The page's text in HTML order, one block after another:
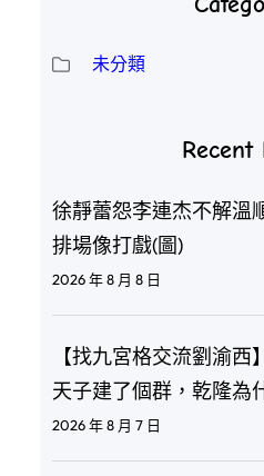
未分類
Recent
徐靜蕾怨李連杰不解溫
排場像打戲(圖)
2026 年 8 月 8 日
【找九宮格交流劉渝西
天子建了個群，乾隆為
2026 年 8 月 7 日